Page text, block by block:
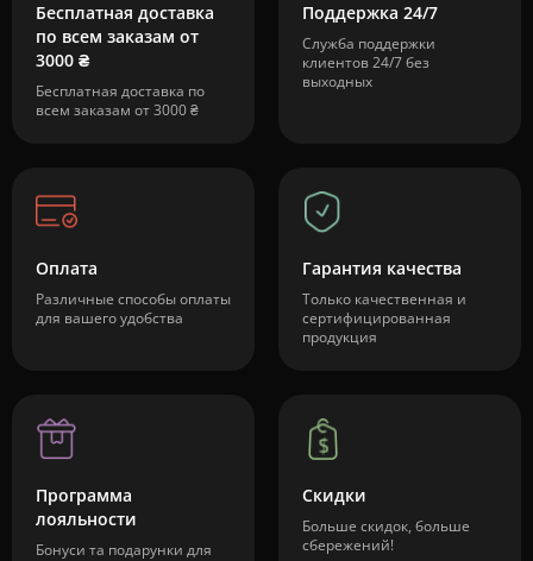
Бесплатная доставка
по всем заказам от
3000 ₴
Бесплатная доставка по
всем заказам от 3000 ₴
Поддержка 24/7
Служба поддержки
клиентов 24/7 без
выходных
Оплата
Различные способы оплаты
для вашего удобства
Гарантия качества
Только качественная и
сертифицированная
продукция
Программа
лояльности
Бонуси та подарунки для
Скидки
Больше скидок, больше
сбережений!